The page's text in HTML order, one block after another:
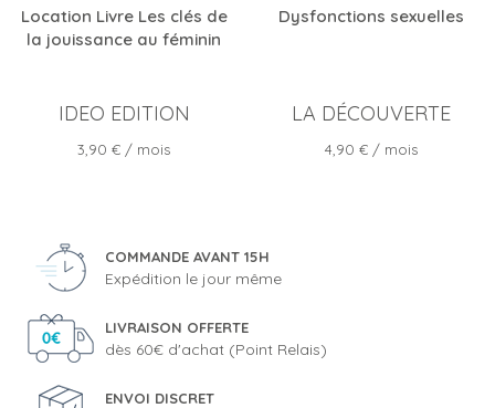
Location Livre Les clés de
la jouissance au féminin
IDEO EDITION
Prix
3,90 € / mois
Dysfonctions sexuelles
LA DÉCOUVERTE
Prix
4,90 € / mois
COMMANDE AVANT 15H
Expédition le jour même
LIVRAISON OFFERTE
dès 60€ d'achat (Point Relais)
ENVOI DISCRET